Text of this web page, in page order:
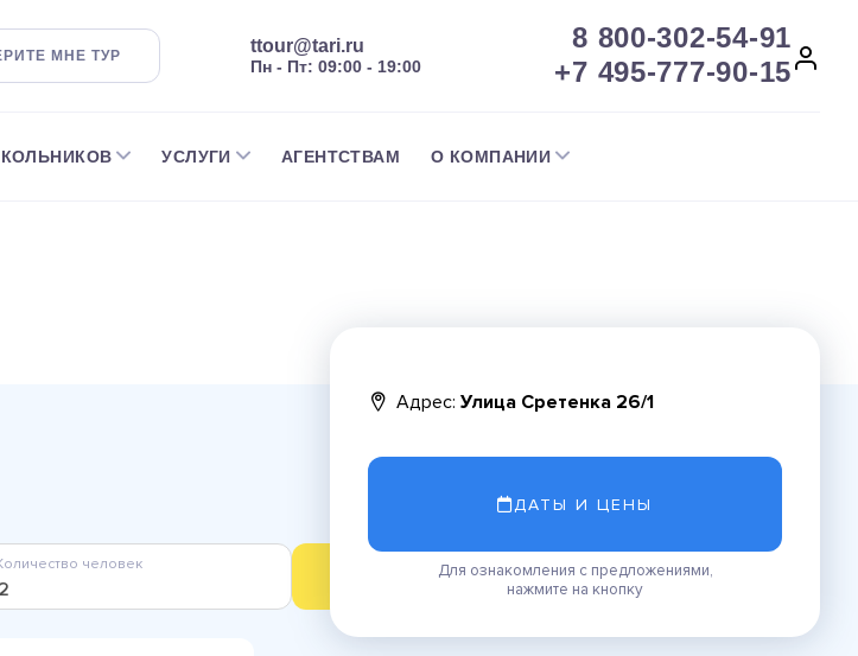
МНЕ ТУР ttour@tari.ru
Пн - Пт: 09:00 - 19:00
8 800-302-54-91
+7 495-777-90-15
УСЛУГИ АГЕНТСТВАМ О КОМПАНИИ
Адрес: Улица Сретенка 26/1
ДАТЫ И ЦЕНЫ
Для ознакомления с предложениями,
нажмите на кнопку
человек